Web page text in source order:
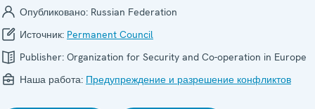
Опубликовано: Russian Federation
Источник: Permanent Council
Publisher: Organization for Security and Co-operation in Europe
Наша работа: Предупреждение и разрешение конфликтов